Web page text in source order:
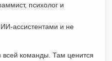
психолог и
ассистентами и не
команды. Там ценится